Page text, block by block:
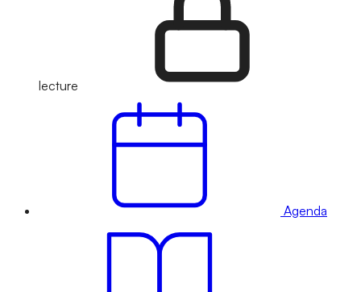
lecture
Agenda